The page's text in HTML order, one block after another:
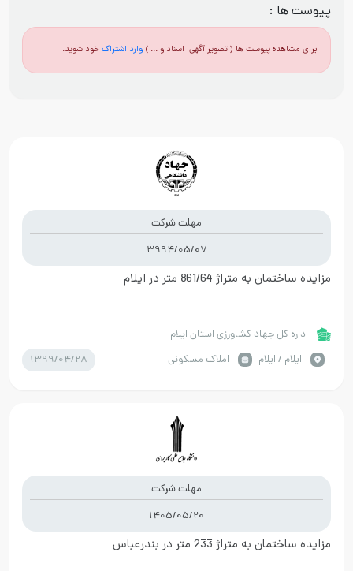
پیوست ها :
برای مشاهده پیوست ها ( تصویر آگهی، اسناد و ... ) وارد اشتراکخود شوید.
مهلت شرکت
3994/05/07
مزایده ساختمان به متراژ 861/64 متر در ایلام
اداره کل جهاد کشاورزی استان ایلام
ايلام / ایلام
املاک مسکونی 1399/04/28
مهلت شرکت
1405/05/20
مزایده ساختمان به متراژ 233 متر در بندرعباس